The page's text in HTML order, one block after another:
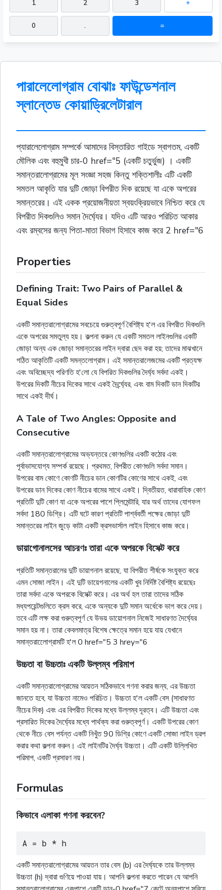
1 2 3 +
0 . =
পারালেলোগ্রাম বোঝাঃ ফাউন্ডেশনাল
স্লান্তেড কোয়াড্রিলেটারাল
প্যারালেলোগ্রাম সম্পর্কে আমাদের বিস্তারিত গাইডে স্বাগতম, একটি
মৌলিক এবং বহুমুখী চার-0 href="5 (একটি চতুর্ভুজ) । একটি
সমান্তরালোগ্রামের মূল সংজ্ঞা সহজ কিন্তু শক্তিশালীঃ এটি একটি
সমতল আকৃতি যার দুটি জোড়া বিপরীত দিক রয়েছে যা একে অপরের
সমান্তরের। এই একক প্রয়োজনীয়তা স্বয়ংক্রিয়ভাবে নিশ্চিত করে যে
বিপরীত দিকগুলিও সমান দৈর্ঘ্যের। যদিও এটি আরও পরিচিত আকার
এবং রম্বসের জন্য পিতা-মাতা বিভাগ হিসাবে কাজ করে 2 href="6
Properties
Defining Trait: Two Pairs of Parallel &
Equal Sides
একটি সমান্তরালোগ্রামের সবচেয়ে গুরুত্বপূর্ণ বৈশিষ্ট্য হ'ল এর বিপরীত দিকগুলি
একে অপরের সমতুল্য হয়। কল্পনা করুন যে একটি সমতল লাইনগুলির একটি
জোড়া অন্য এক জোড়া সমান্তরের লাইন দ্বারা ছেদ করা হয়; তাদের মাঝখানে
গঠিত আকৃতিটি একটি সমন্তলোগ্রাম। এই সমান্তরালেজমের একটি প্রত্যক্ষ
এবং অবিচ্ছেদ্য পরিণতি হ'লো যে বিপরিত দিকগুলির দৈর্ঘ্য সর্বদা একই।
উপরের দিকটি নীচের দিকের সাথে একই দৈর্র্ঘ্যের, এবং বাম দিকটি ডান দিকটির
সাথে একই দীর্ঘ।
A Tale of Two Angles: Opposite and
Consecutive
একটি সমান্তরালোগ্রামের অভ্যন্তরে কোণগুলির একটি কঠোর এবং
পূর্বাভাসযোগ্য সম্পর্ক রয়েছে। প্রথমত, বিপরীত কোণগুলি সর্বদা সমান।
উপরের বাম কোণে কোণটি নীচের ডান কোণটির কোণের সাথে একই, এবং
উপরের ডান দিকের কোণ নীচের বামের সাথে একই। দ্বিতীয়ত, ধারাবাহিক কোণ
প্রতিটি দুটি কোণ যা একে অপরের পাশে প্লিমেন্টারি, যার অর্থ তাদের যোগফল
সর্বদা 180 ডিগ্রি। এটি ঘটে কারণ প্রতিটি পার্শ্ববর্তী পক্ষের জোড়া দুটি
সমান্তরের লাইন জুড়ে কাটা একটি ক্রসভার্সাল লাইন হিসাবে কাজ করে।
ডায়াগোনালসের আচরণঃ তারা একে অপরকে বিসেক্ট করে
প্রতিটি সমান্তরালের দুটি ডায়াগনাল রয়েছে, যা বিপরীত শীর্ষকে সংযুক্ত করে
এমন সোজা লাইন। এই দুটি ডায়েগনালের একটি খুব নির্দিষ্ট বৈশিষ্ট্য রয়েছেঃ
তারা সর্বদা একে অপরকে বিসেক্ট করে। এর অর্থ হল তারা তাদের সঠিক
মধ্যপয়েন্টগুলিতে ক্রস করে, একে অন্যকে দুটি সমান অর্ধেকে ভাগ করে দেয়।
তবে এটি লক্ষ করা গুরুত্বপূর্ণ যে উভয় ডায়োগনাল নিজেই সাধারণত দৈর্ঘ্যের
সমান হয় না। তারা কেবলমাত্র বিশেষ ক্ষেত্রে সমান হয়ে যায় যেখানে
সমান্তরালেোগ্রামটি হ'ল 0 href="5 3 hrey="6
উচ্চতা বা উচ্চতাঃ একটি উল্লম্ব পরিমাপ
একটি সমান্তরালোগ্রামের আয়তন সঠিকভাবে গণনা করার জন্য, এর উচ্চতা
জানতে হবে, যা উচ্চতা নামেও পরিচিত। উচ্চতা হ'ল একটি বেস (সাধারণত
নীচের দিক) এবং এর বিপরীত দিকের মধ্যে উল্লম্ব দূরত্ব। এটি উচ্চতা এবং
প্রসারিত দিকের দৈর্ঘ্যের মধ্যে পার্থক্য করা গুরুত্বপূর্ণ। একটি উপরের কোণ
থেকে নীচে বেস পর্যন্ত একটি নিখুঁত 90 ডিগ্রি কোণে একটি সোজা লাইন ড্রপ
করার কথা কল্পনা করুন। এই লাইনটির দৈৰ্ঘ্য উচ্চতা। এটি একটি উল্লিখিত
পরিমাপ, একটি প্রসারণ নয়।
Formulas
কিভাবে এলাকা গণনা করবেন?
A = b * h
একটি সমান্তরালোগ্রামের আয়তন তার বেস (b) এর দৈর্ঘ্যকে তার উল্লম্ব
উচ্চতা (h) দ্বারা গুণিয়ে পাওয়া যায়। আপনি কল্পনা করতে পারেন যে আপনি